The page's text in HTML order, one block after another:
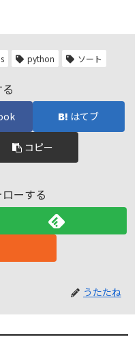
python ソート
はてブ
コピー
ーする
うたたね